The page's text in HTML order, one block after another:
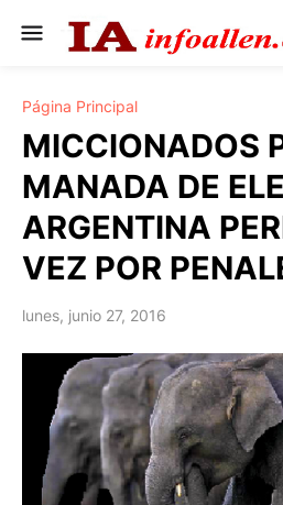
Página Principal
MICCIONADOS
MANADA DE
ARGENTINA
VEZ POR
lunes, junio 27, 2016